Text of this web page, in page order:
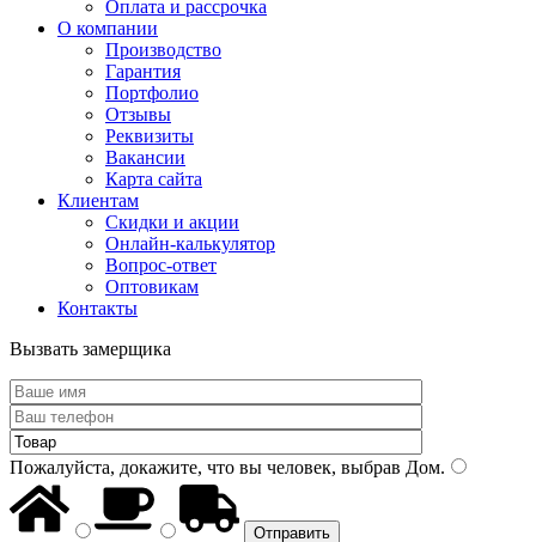
Оплата и рассрочка
О компании
Производство
Гарантия
Портфолио
Отзывы
Реквизиты
Вакансии
Карта сайта
Клиентам
Скидки и акции
Онлайн-калькулятор
Вопрос-ответ
Оптовикам
Контакты
Вызвать замерщика
Пожалуйста, докажите, что вы человек, выбрав Дом.